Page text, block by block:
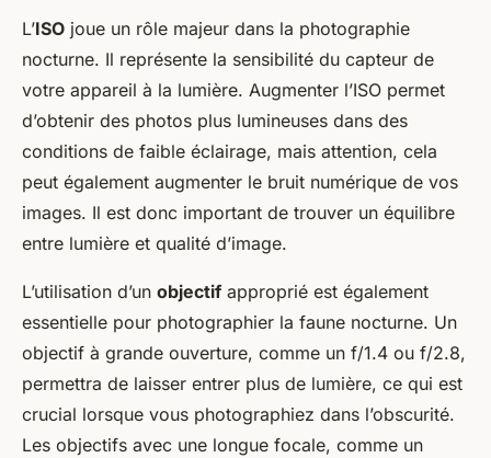
L’ISO joue un rôle majeur dans la photographie
nocturne. Il représente la sensibilité du capteur de
votre appareil à la lumière. Augmenter l’ISO permet
d’obtenir des photos plus lumineuses dans des
conditions de faible éclairage, mais attention, cela
peut également augmenter le bruit numérique de vos
images. Il est donc important de trouver un équilibre
entre lumière et qualité d’image.
L’utilisation d’un objectif approprié est également
essentielle pour photographier la faune nocturne. Un
objectif à grande ouverture, comme un f/1.4 ou f/2.8,
permettra de laisser entrer plus de lumière, ce qui est
crucial lorsque vous photographiez dans l’obscurité.
Les objectifs avec une longue focale, comme un